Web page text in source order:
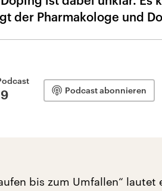
der Pharmakologe und
Podcast abonnieren
bis zum Umfallen“